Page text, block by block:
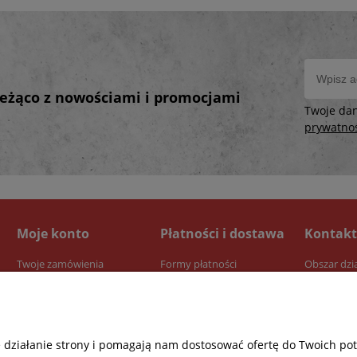
z nowościami i promocjami
Twoje
Moje konto
Twoje zamówienia
Płatności i dostawa
Formy płatności
Kontakt
Obszar
strony i pomagają nam dostosować ofertę do Twoich